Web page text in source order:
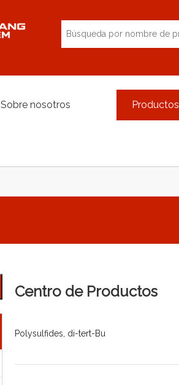
Sobre nosotros Productos
Centro de Productos
Polysulfides, di-tert-Bu